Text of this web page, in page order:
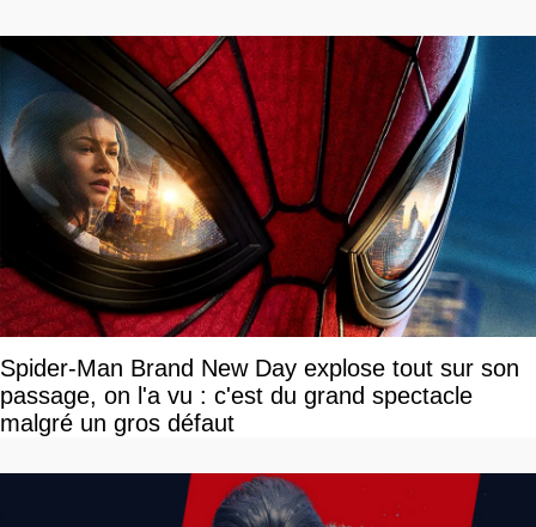
Spider-Man Brand New Day explose tout sur son
passage, on l'a vu : c'est du grand spectacle
malgré un gros défaut